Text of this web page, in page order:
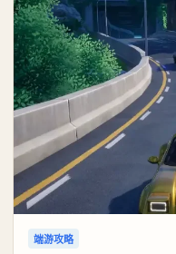
（必须这套）白藏（3
不断、不翻车娜娜莉
（
端游攻略